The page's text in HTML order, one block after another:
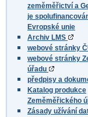
zeměměřictví a
je
Evropské unie
Archiv LMS
webové stránky
webové stránky
úřadu
předpisy a
Katalog produkce
Zeměměřického
Zásady užívání